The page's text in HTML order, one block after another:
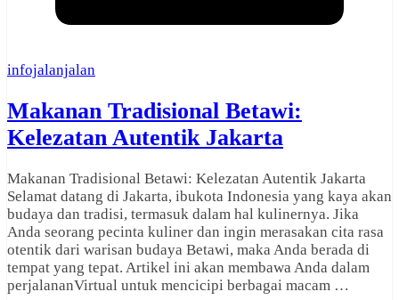
infojalanjalan
Makanan Tradisional Betawi:
Kelezatan Autentik Jakarta
Makanan Tradisional Betawi: Kelezatan Autentik Jakarta
Selamat datang di Jakarta, ibukota Indonesia yang kaya akan
budaya dan tradisi, termasuk dalam hal kulinernya. Jika
Anda seorang pecinta kuliner dan ingin merasakan cita rasa
otentik dari warisan budaya Betawi, maka Anda berada di
tempat yang tepat. Artikel ini akan membawa Anda dalam
perjalananVirtual untuk mencicipi berbagai macam …